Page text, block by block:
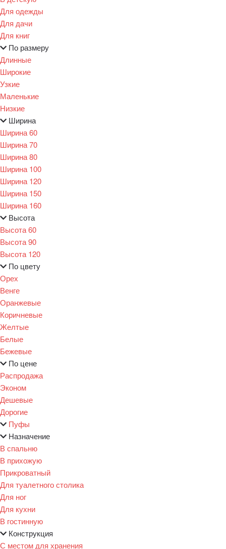
Для одежды
Для дачи
Для книг
По размеру
Длинные
Широкие
Узкие
Маленькие
Низкие
Ширина
Ширина 60
Ширина 70
Ширина 80
Ширина 100
Ширина 120
Ширина 150
Ширина 160
Высота
Высота 60
Высота 90
Высота 120
По цвету
Орех
Венге
Оранжевые
Коричневые
Желтые
Белые
Бежевые
По цене
Распродажа
Эконом
Дешевые
Дорогие
Пуфы
Назначение
В спальню
В прихожую
Прикроватный
Для туалетного столика
Для ног
Для кухни
В гостинную
Конструкция
С местом для хранения